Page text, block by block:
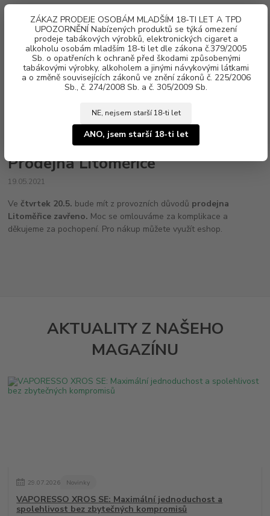
ZÁKAZ PRODEJE OSOBÁM MLADŠÍM 18-TI LET A TPD
UPOZORNĚNÍ Nabízených produktů se týká omezení
prodeje tabákových výrobků, elektronických cigaret a
alkoholu osobám mladším 18-ti let dle zákona č.379/2005
Sb. o opatřeních k ochraně před škodami způsobenými
tabákovými výrobky, alkoholem a jinými návykovými látkami
a o změně souvisejících zákonů ve znění zákonů č. 225/2006
Sb., č. 274/2008 Sb. a č. 305/2009 Sb.
NE, nejsem starší 18-ti let
ANO, jsem starší 18-ti let
Menu
za0 Kč
Prodejna Litoměřice
19.05.2021
Večtvrtek 20.5. bude mít z provozních důvodů prodejna
Litoměřice zavřeno. Moc se omlouváme za komplikace a
děkujeme za pochopení. Pro nákup můžete využít eshop.
AKTUALITY Z NAŠEHO
MAGAZÍNU
29.07.2026 Novinky
VAPORESSO XROS SE: Maximální jednoduchost a
spolehlivost bez zbytečných kompromisů